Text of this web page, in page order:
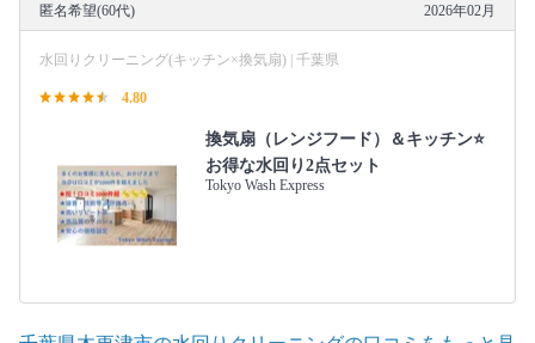
匿名希望(60代) 2026年02月
水回りクリーニング(キッチン×換気扇) | 千葉県
4.80
換気扇（レンジフード）＆キッチン⭐️
お得な水回り2点セット
Tokyo Wash Express